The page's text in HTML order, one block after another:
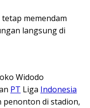
memendam
langsung di
Widodo
PT Liga Indonesia
penonton di stadion,